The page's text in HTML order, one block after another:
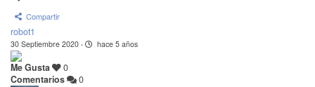
Compartir
robot1
30 Septiembre 2020 · hace 5 años
Me Gusta
0
Comentarios
0